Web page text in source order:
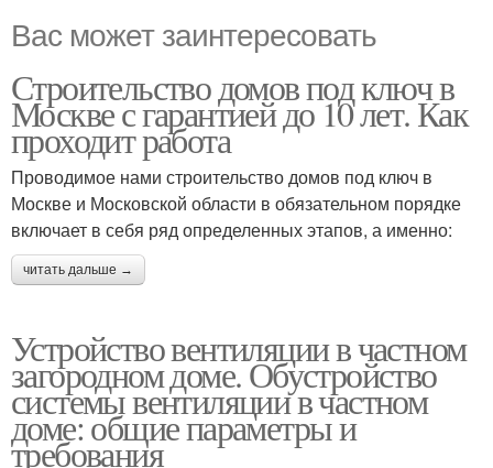
Вас может заинтересовать
Строительство домов под ключ в
Москве с гарантией до 10 лет. Как
проходит работа
Проводимое нами строительство домов под ключ в
Москве и Московской области в обязательном порядке
включает в себя ряд определенных этапов, а именно:
читать дальше →
Устройство вентиляции в частном
загородном доме. Обустройство
системы вентиляции в частном
доме: общие параметры и
требования